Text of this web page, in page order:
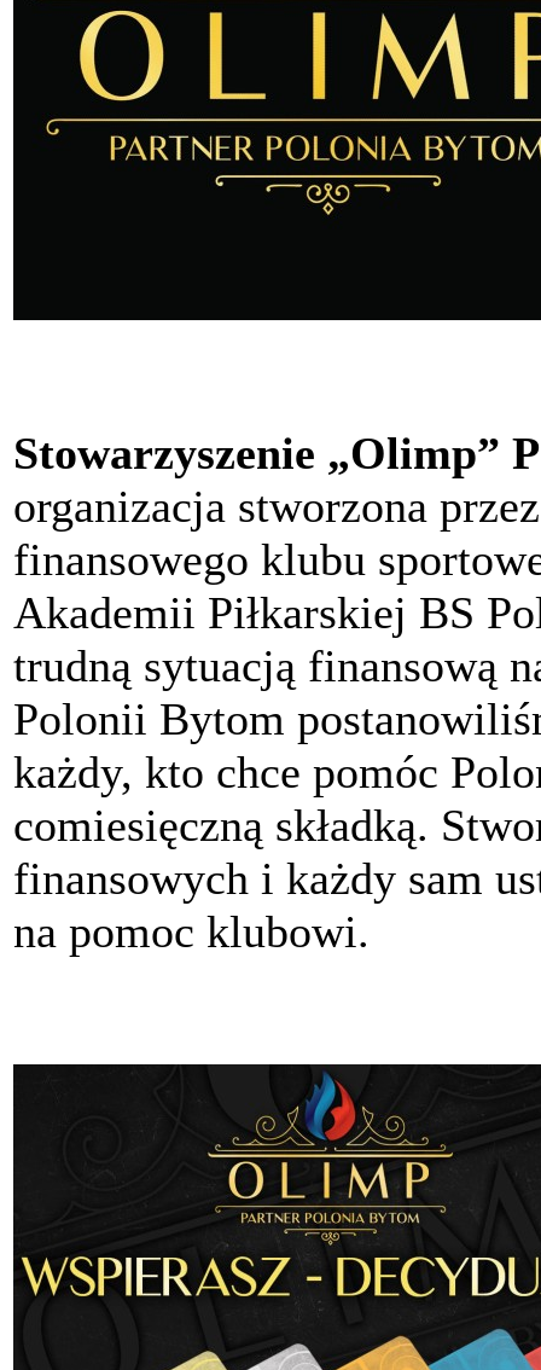
Stowarzyszenie „Olimp”
organizacja stworzona
finansowego klubu
Akademii Piłkarskiej BS
trudną sytuacją finansową
Polonii Bytom
każdy, kto chce pomóc
comiesięczną składką.
finansowych i każdy sam
na pomoc klubowi.